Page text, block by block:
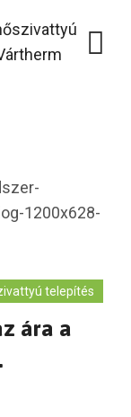
telepítés
ára a